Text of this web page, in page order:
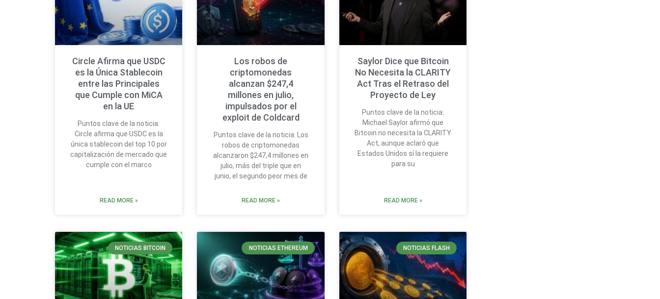
Circle Afirma que USDC
es la Única Stablecoin
entre las Principales
que Cumple con MiCA
en la UE
Puntos clave de la noticia:
Circle afirma que USDC es la
única stablecoin del top 10 por
capitalización de mercado que
cumple con el marco
READ MORE »
Los robos de
criptomonedas
alcanzan $247,4
millones en julio,
impulsados por el
exploit de Coldcard
Puntos clave de la noticia: Los
robos de criptomonedas
alcanzaron $247,4 millones en
julio, más del triple que en
junio, el segundo peor mes de
READ MORE »
Saylor Dice que Bitcoin
No Necesita la CLARITY
Act Tras el Retraso del
Proyecto de Ley
Puntos clave de la noticia:
Michael Saylor afirmó que
Bitcoin no necesita la CLARITY
Act, aunque aclaró que
Estados Unidos sí la requiere
para su
READ MORE »
NOTICIAS BITCOIN NOTICIAS ETHEREUM NOTICIAS FLASH